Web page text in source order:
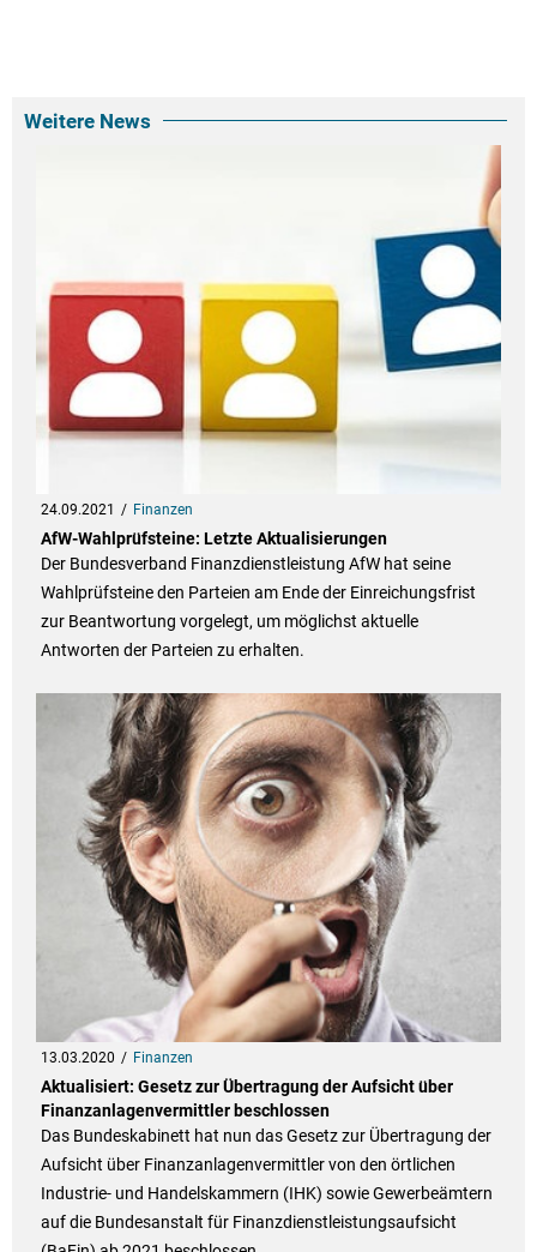
Weitere News
24.09.2021 Finanzen
AfW-Wahlprüfsteine: Letzte Aktualisierungen
Der Bundesverband Finanzdienstleistung AfW hat seine
Wahlprüfsteine den Parteien am Ende der Einreichungsfrist
zur Beantwortung vorgelegt, um möglichst aktuelle
Antworten der Parteien zu erhalten.
13.03.2020 Finanzen
Aktualisiert: Gesetz zur Übertragung der Aufsicht über
Finanzanlagenvermittler beschlossen
Das Bundeskabinett hat nun das Gesetz zur Übertragung der
Aufsicht über Finanzanlagenvermittler von den örtlichen
Industrie- und Handelskammern (IHK) sowie Gewerbeämtern
auf die Bundesanstalt für Finanzdienstleistungsaufsicht